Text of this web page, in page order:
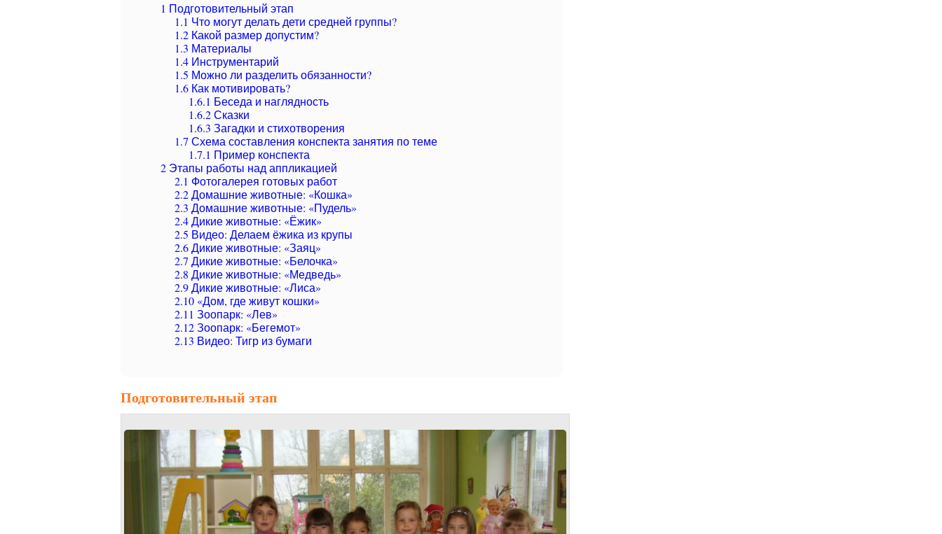
1 Подготовительный этап
1.1 Что могут делать дети средней группы?
1.2 Какой размер допустим?
1.3 Материалы
1.4 Инструментарий
1.5 Можно ли разделить обязанности?
1.6 Как мотивировать?
1.6.1 Беседа и наглядность
1.6.2Сказки
1.6.3 Загадки и стихотворения
1.7 Схема составления конспекта занятия по теме
1.7.1 Пример конспекта
2 Этапы работы над аппликацией
2.1 Фотогалерея готовых работ
2.2Домашние животные: «Кошка»
2.3 Домашние животные: «Пудель»
2.4Дикие животные: «Ёжик»
2.5 Видео: Делаем ёжика из крупы
2.6Дикие животные: «Заяц»
2.7 Дикие животные: «Белочка»
2.8 Дикие животные: «Медведь»
2.9Дикие животные: «Лиса»
2.10 «Дом, где живут кошки»
2.11 Зоопарк: «Лев»
2.12Зоопарк: «Бегемот»
2.13 Видео: Тигр из бумаги
Подготовительный этап